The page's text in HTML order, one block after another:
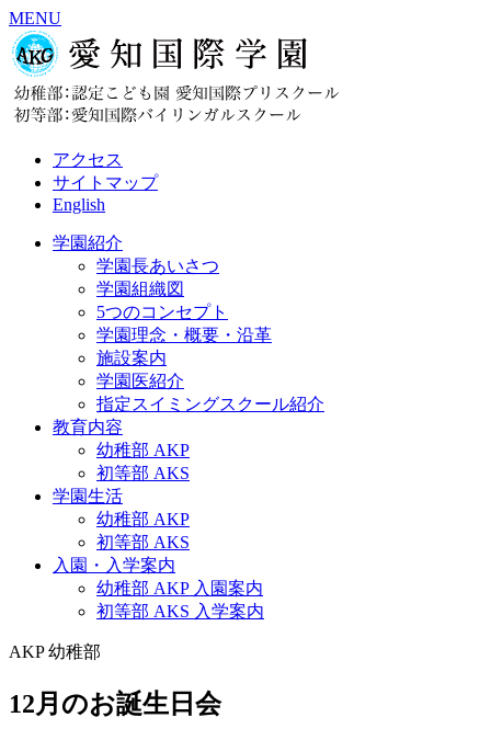
MENU
アクセス
サイトマップ
English
学園紹介
学園長あいさつ
学園組織図
5つのコンセプト
学園理念・概要・沿革
施設案内
学園医紹介
指定スイミングスクール紹介
教育内容
幼稚部 AKP
初等部 AKS
学園生活
幼稚部 AKP
初等部 AKS
入園・入学案内
幼稚部 AKP 入園案内
初等部 AKS 入学案内
AKP 幼稚部
12月のお誕生日会